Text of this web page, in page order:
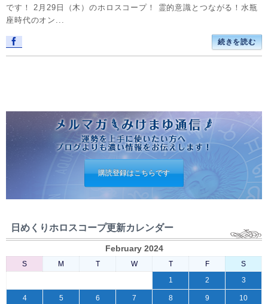
です！ 2月29日（木）のホロスコープ！ 霊的意識とつながる！水瓶
座時代のオン...
続きを読む
購読登録はこちらです
日めくりホロスコープ更新カレンダー
February 2024
S M T W T F
S
1
2 3
4 5 6 7 8 9 10